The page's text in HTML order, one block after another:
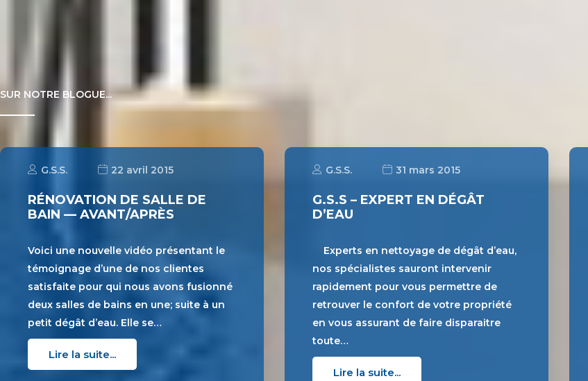
SUR NOTRE BLOGUE...
G.S.S. 22 avril 2015
RÉNOVATION DE SALLE DE
BAIN — AVANT/APRÈS
Voici une nouvelle vidéo présentant le
témoignage d’une de nos clientes
satisfaite pour qui nous avons fusionné
deux salles de bains en une; suite à un
petit dégât d’eau. Elle se…
Lire la suite...
G.S.S. 31 mars 2015
G.S.S – EXPERT EN DÉGÂT
D’EAU
Experts en nettoyage de dégât d’eau,
nos spécialistes sauront intervenir
rapidement pour vous permettre de
retrouver le confort de votre propriété
en vous assurant de faire disparaitre
toute…
Lire la suite...